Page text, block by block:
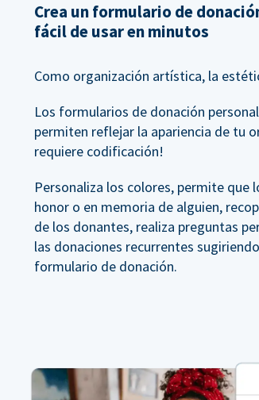
Crea un formulario de
fácil de usar en minutos
Como organización artística, la
Los formularios de donación
permiten reflejar la apariencia de tu
requiere codificación!
Personaliza los colores, permite que
honor o en memoria de alguien,
de los donantes, realiza preguntas
las donaciones recurrentes
formulario de donación.